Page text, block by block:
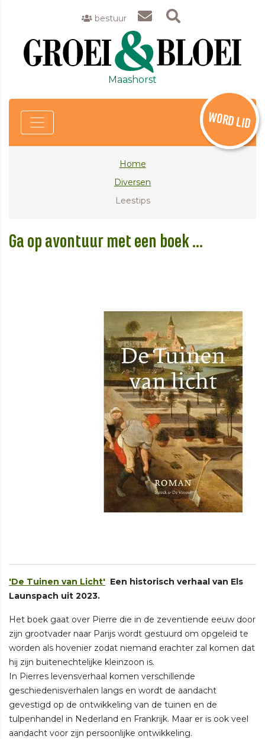
bestuur
Maashorst
WORD LID
Home
Diversen
Leestips
Ga op avontuur met een boek ...
'De Tuinen van Licht' Een historisch verhaal van Els
Launspach uit 2023.
Het boek gaat over Pierre die in de zeventiende eeuw door
zijn grootvader naar Parijs wordt gestuurd om opgeleid te
worden als hovenier zodat niemand erachter zal komen dat
hij zijn buitenechtelijke kleinzoon is.
In Pierres levensverhaal komen verschillende
geschiedenisverhalen langs en wordt de aandacht
gevestigd op de ontwikkeling van de tuinen en de
tulpenhandel in Nederland en Frankrijk. Maar er is ook veel
aandacht voor zijn persoonlijke ontwikkeling.